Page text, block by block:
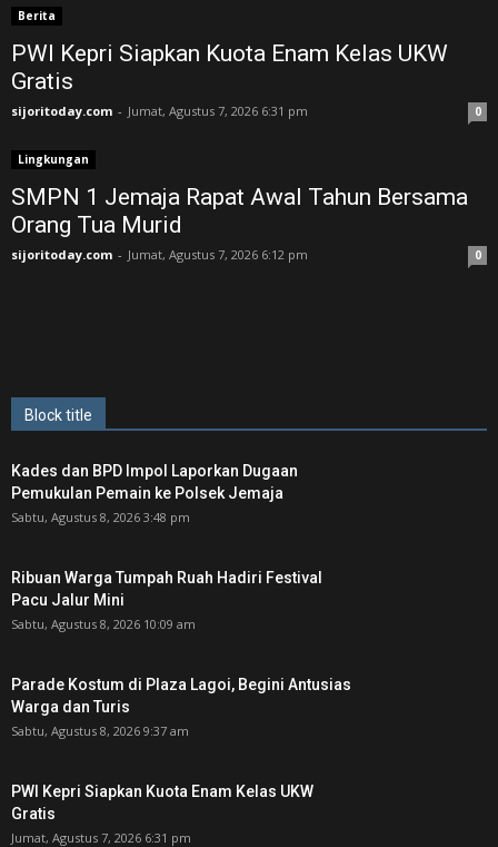
Berita
PWI Kepri Siapkan Kuota Enam Kelas UKW
Gratis
sijoritoday.com - Jumat, Agustus 7, 2026 6:31 pm 0
Lingkungan
SMPN 1 Jemaja Rapat Awal Tahun Bersama
Orang Tua Murid ‎
sijoritoday.com - Jumat, Agustus 7, 2026 6:12 pm 0
Block title
Kades dan BPD Impol Laporkan Dugaan
Pemukulan Pemain ke Polsek Jemaja
Sabtu, Agustus 8, 2026 3:48 pm
Ribuan Warga Tumpah Ruah Hadiri Festival
Pacu Jalur Mini
Sabtu, Agustus 8, 2026 10:09 am
Parade Kostum di Plaza Lagoi, Begini Antusias
Warga dan Turis
Sabtu, Agustus 8, 2026 9:37 am
PWI Kepri Siapkan Kuota Enam Kelas UKW
Gratis
Jumat, Agustus 7, 2026 6:31 pm